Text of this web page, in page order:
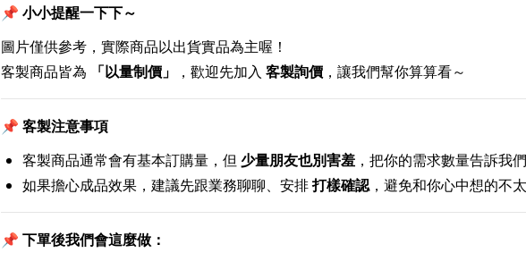
📌 小小提醒一下下～
圖片僅供參考，實際商品以出貨實品為主喔！
客製商品皆為
「以量制價」 ，歡迎先加入 客製詢價，讓我們幫你算算看～
📌 客製注意事項
客製商品通常會有基本訂購量，但 少量朋友也別害羞，把你的需求數量告訴我
如果擔心成品效果，建議先跟業務聊聊、安排打樣確認，避免和你心中想的不
📌 下單後我們會這麼做：